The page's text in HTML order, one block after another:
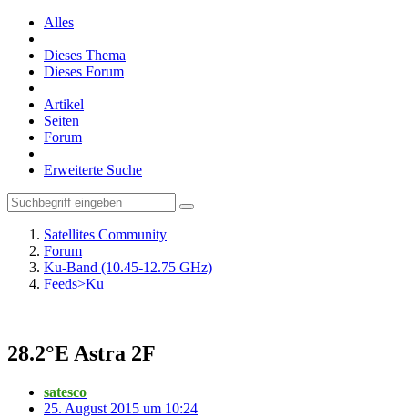
Alles
Dieses Thema
Dieses Forum
Artikel
Seiten
Forum
Erweiterte Suche
Satellites Community
Forum
Ku-Band (10.45-12.75 GHz)
Feeds>Ku
28.2°E Astra 2F
satesco
25. August 2015 um 10:24